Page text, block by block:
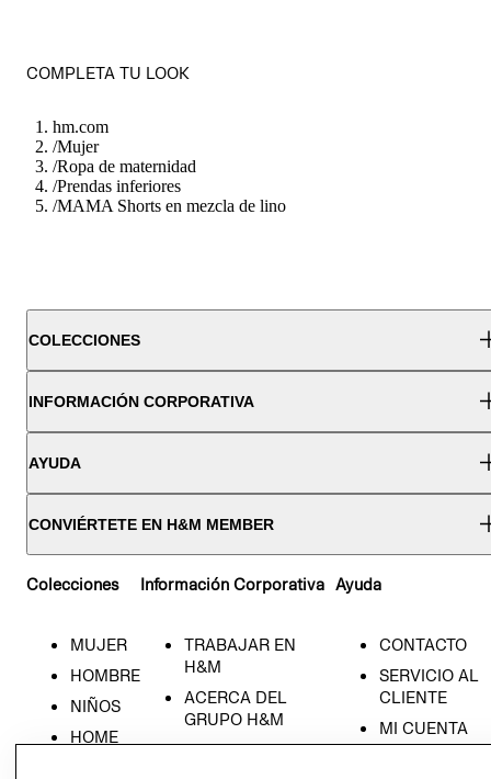
COMPLETA TU LOOK
hm.com
/Mujer
/Ropa de maternidad
/Prendas inferiores
/MAMA Shorts en mezcla de lino
COLECCIONES
INFORMACIÓN CORPORATIVA
AYUDA
CONVIÉRTETE EN H&M MEMBER
Colecciones
MUJER
HOMBRE
NIÑOS
HOME
Información Corporativa
TRABAJAR EN
H&M
ACERCA DEL
GRUPO H&M
RESPONSABILIDAD
Ayuda
CONTACTO
SERVICIO AL
CLIENTE
MI CUENTA